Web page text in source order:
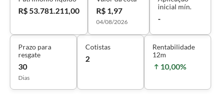
R$ 53.781.211,00 R$ 1,97
04/08/2026
inicial mín.
-
Prazo para
resgate
30
Dias
Cotistas
2
Rentabilidade
12m
10,00%